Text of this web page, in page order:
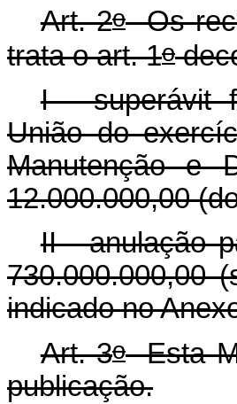
Art. 2oOs
trata o art. 1o
I - superávit
União do
Manutenção e
12.000.000,00
II - anulação
730.000.000,00
indicado no
Art. 3oEsta
publicação.